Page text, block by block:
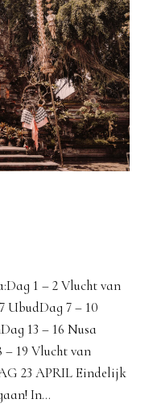
1 – 2 Vlucht van
UbudDag 7 – 10
13 – 16 Nusa
– 19 Vlucht van
23 APRIL Eindelijk
In…